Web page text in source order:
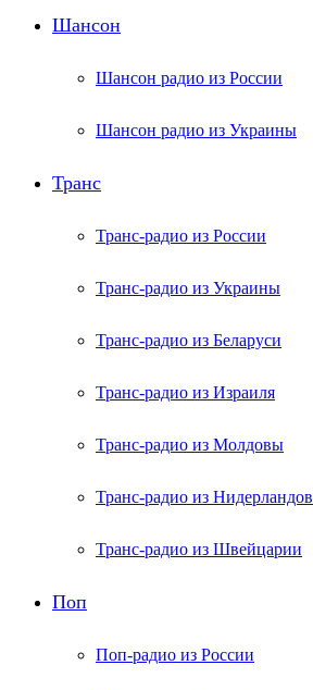
Шансон
Шансон радио из России
Шансон радио из Украины
Транс
Транс-радио из России
Транс-радио из Украины
Транс-радио из Беларуси
Транс-радио из Израиля
Транс-радио из Молдовы
Транс-радио из Нидерландов
Транс-радио из Швейцарии
Поп
Поп-радио из России